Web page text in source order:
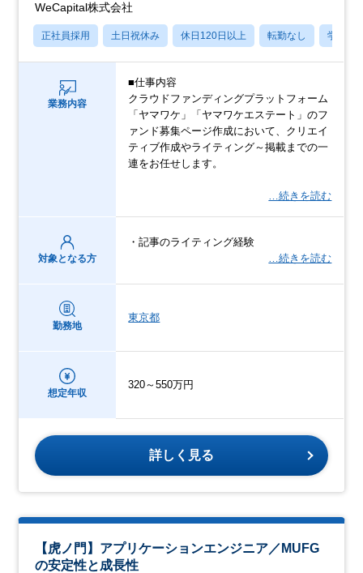
WeCapital株式会社
正社員採用 土日祝休み 休日120日以上 転勤なし 学歴不
業務内容
■仕事内容
クラウドファンディングプラットフォーム
「ヤマワケ」「ヤマワケエステート」のフ
ァンド募集ページ作成において、クリエイ
ティブ作成やライティング～掲載までの一
連をお任せします。
…続きを読む
対象となる方
・記事のライティング経験
…続きを読む
勤務地
東京都
想定年収
320～550万円
詳しく見る
【虎ノ門】アプリケーションエンジニア／MUFG
の安定性と成長性